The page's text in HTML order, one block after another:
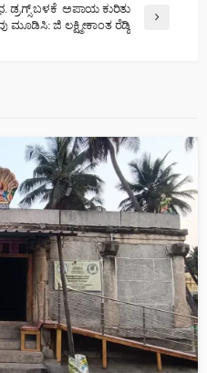
ಡ್ರಗ್ಸ್ ಬಳಕೆ ಅಪಾಯ ಕುರಿತು
ಜಿ ಲಕ್ಷ್ಮೀಕಾಂತ ರೆಡ್ಡಿ